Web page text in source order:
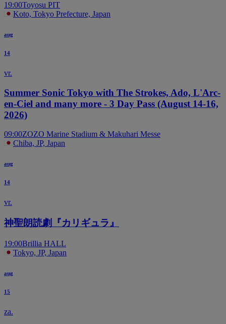
19:00Toyosu PIT
Koto, Tokyo Prefecture, Japan
aug
14
vr.
Summer Sonic Tokyo with The Strokes, Ado, L'Arc-
en-Ciel and many more - 3 Day Pass (August 14-16,
2026)
09:00ZOZO Marine Stadium & Makuhari Messe
Chiba, JP, Japan
aug
14
vr.
神聖朗読劇『カリギュラ』
19:00Brillia HALL
Tokyo, JP, Japan
aug
15
za.